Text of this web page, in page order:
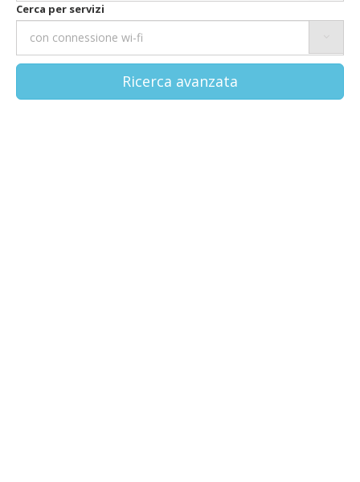
Cerca per servizi
Ricerca avanzata